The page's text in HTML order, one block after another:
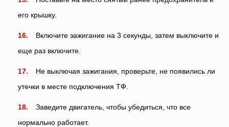
его крышку.
Включите зажигание на 3 секунды, затем выключите и
еще раз включите.
Не выключая зажигания, проверьте, не появились ли
утечки в месте подключения ТФ.
Заведите двигатель, чтобы убедиться, что все
нормально работает.